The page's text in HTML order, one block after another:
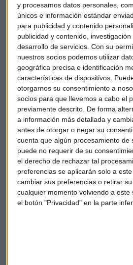
y procesamos datos personales,
únicos e información estándar
para publicidad y contenido
publicidad y contenido,
desarrollo de servicios. Con su
nuestros socios podemos utilizar
geográfica precisa e identificación
características de dispositivos.
otorgarnos su consentimiento a
socios para que llevemos a cabo el
previamente descrito. De forma
a información más detallada y
antes de otorgar o negar su
cuenta que algún procesamiento de
puede no requerir de su
el derecho de rechazar tal
preferencias se aplicarán solo a
cambiar sus preferencias o retirar
cualquier momento volviendo a este
el botón "Privacidad" en la parte
ECONOMÍA
La consejera de Navarra
impuesto al patrimonio
Emma Entrena